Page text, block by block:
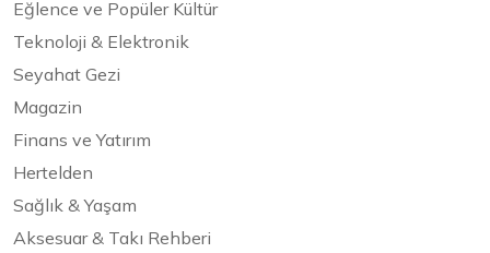
Eğlence ve Popüler Kültür
Teknoloji & Elektronik
Seyahat Gezi
Magazin
Finans ve Yatırım
Hertelden
Sağlık & Yaşam
Aksesuar & Takı Rehberi